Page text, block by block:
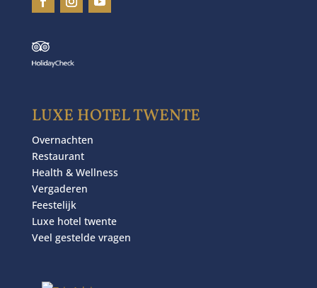
LUXE HOTEL TWENTE
Overnachten
Restaurant
Health & Wellness
Vergaderen
Feestelijk
Luxe hotel twente
Veel gestelde vragen